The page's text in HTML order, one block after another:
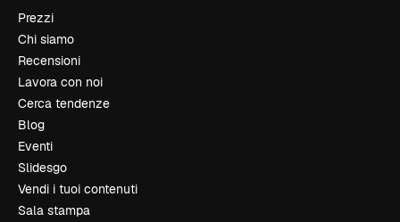
Prezzi
Chi siamo
Recensioni
Lavora con noi
Cerca tendenze
Blog
Eventi
Slidesgo
Vendi i tuoi contenuti
Sala stampa